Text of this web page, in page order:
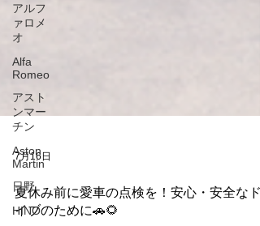
アルフ
ァロメ
オ
Alfa
Romeo
アスト
ンマー
チン
Aston
Martin
日野
HINO
7月16日
夏休み前に愛車の点検を！安心・安全なド